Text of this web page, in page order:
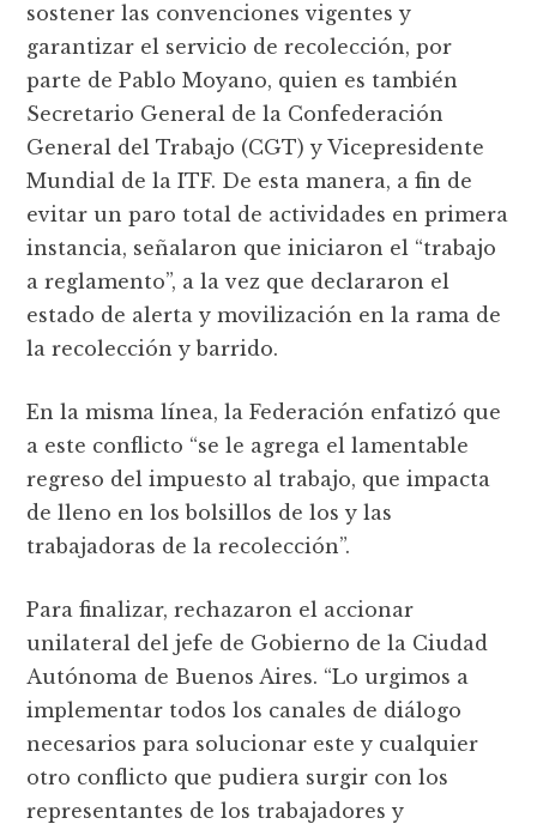
sostener las convenciones vigentes y
garantizar el servicio de recolección, por
parte de Pablo Moyano, quien es también
Secretario General de la Confederación
General del Trabajo (CGT) y Vicepresidente
Mundial de la ITF. De esta manera, a fin de
evitar un paro total de actividades en primera
instancia, señalaron que iniciaron el “trabajo
a reglamento”, a la vez que declararon el
estado de alerta y movilización en la rama de
la recolección y barrido.
En la misma línea, la Federación enfatizó que
a este conflicto “se le agrega el lamentable
regreso del impuesto al trabajo, que impacta
de lleno en los bolsillos de los y las
trabajadoras de la recolección”.
Para finalizar, rechazaron el accionar
unilateral del jefe de Gobierno de la Ciudad
Autónoma de Buenos Aires. “Lo urgimos a
implementar todos los canales de diálogo
necesarios para solucionar este y cualquier
otro conflicto que pudiera surgir con los
representantes de los trabajadores y